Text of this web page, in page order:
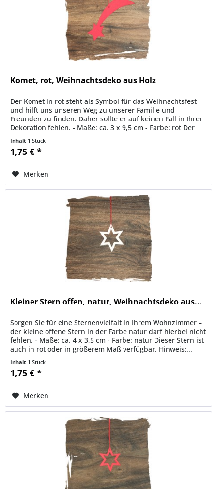
Komet, rot, Weihnachtsdeko aus Holz
Der Komet in rot steht als Symbol für das Weihnachtsfest
und hilft uns unseren Weg zu unserer Familie und
Freunden zu finden. Daher sollte er auf keinen Fall in Ihrer
Dekoration fehlen. - Maße: ca. 3 x 9,5 cm - Farbe: rot Der
Inhalt 1 Stück
1,75 € *
Merken
Kleiner Stern offen, natur, Weihnachtsdeko aus...
Sorgen Sie für eine Sternenvielfalt in Ihrem Wohnzimmer –
der kleine offene Stern in der Farbe natur darf hierbei nicht
fehlen. - Maße: ca. 4 x 3,5 cm - Farbe: natur Dieser Stern ist
auch in rot oder in größerem Maß verfügbar. Hinweis:...
Inhalt 1 Stück
1,75 € *
Merken